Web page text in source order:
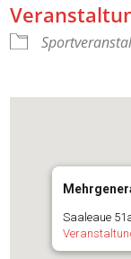
Saaleaue